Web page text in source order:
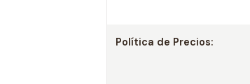
Política de Precios: